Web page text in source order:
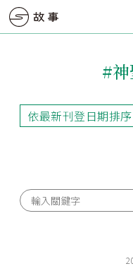
#
依最新刊登日期排序
依最新刊登日期排序